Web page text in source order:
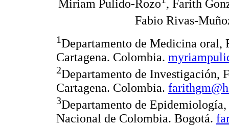
Miriam Pulido-Rozo , Farith
Fabio Rivas-
1Departamento de Medicina oral,
Cartagena. Colombia.
2Departamento de Investigación,
Cartagena. Colombia.
3Departamento de
Nacional de Colombia. Bogotá.